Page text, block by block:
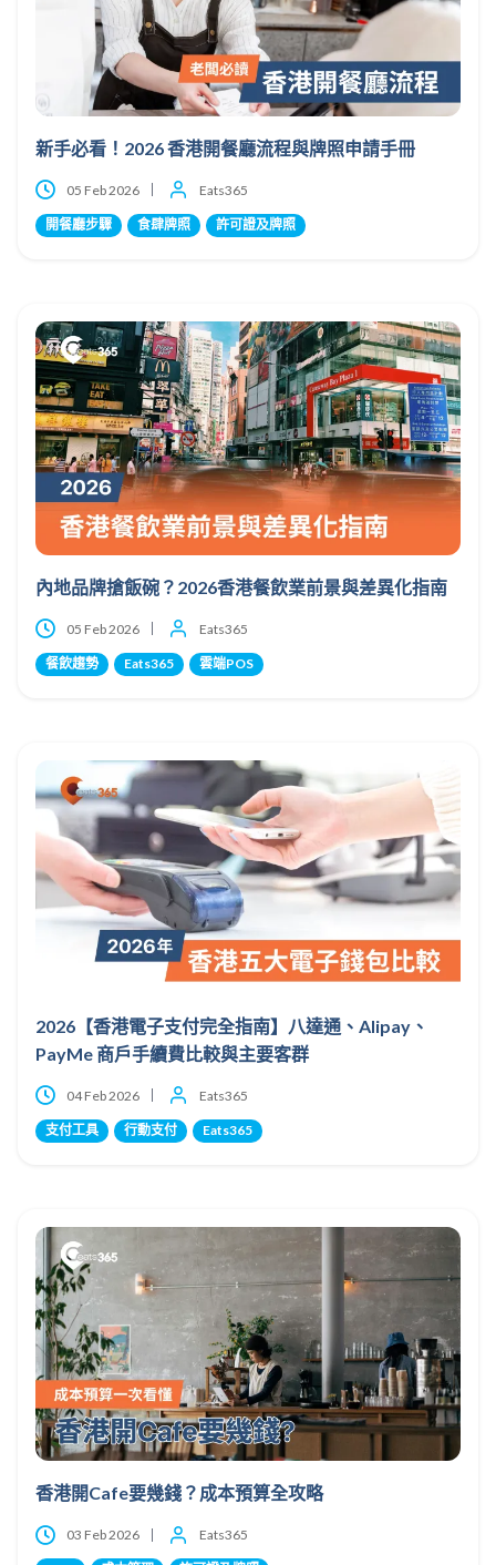
新手必看！2026 香港開餐廳流程與牌照申請手冊
05 Feb 2026 Eats365
開餐廳步驟 食肆牌照 許可證及牌照
內地品牌搶飯碗？2026香港餐飲業前景與差異化指南
05 Feb 2026 Eats365
餐飲趨勢 Eats365 雲端POS
2026【香港電子支付完全指南】八達通、Alipay、
PayMe 商戶手續費比較與主要客群
04 Feb 2026 Eats365
支付工具 行動支付 Eats365
香港開Cafe要幾錢？成本預算全攻略
03 Feb 2026 Eats365